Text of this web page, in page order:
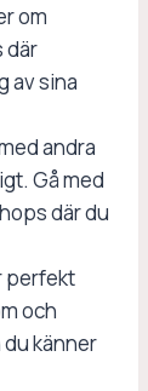
om
där
av sina
andra
Gå med
där du
perfekt
och
känner